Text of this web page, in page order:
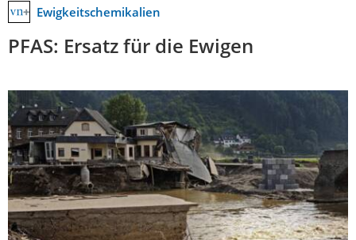
Ewigkeitschemikalien
PFAS: Ersatz für die Ewigen